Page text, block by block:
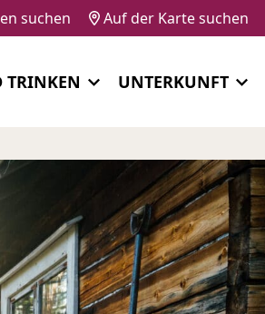
suchen Auf der Karte suchen
TRINKEN UNTERKUNFT